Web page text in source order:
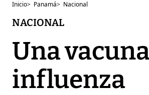
Inicio> Panamá> Nacional
NACIONAL
Una
influenza